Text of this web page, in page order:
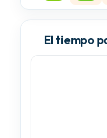
El tiempo